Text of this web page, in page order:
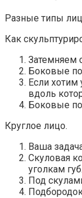
Разные типы
Как
Затемняем
Боковые
Если хотим
вдоль
Боковые
Круглое лицо.
Ваша
Скуловая
уголкам губ.
Под